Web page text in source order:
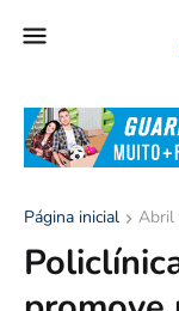
Página inicial Abril